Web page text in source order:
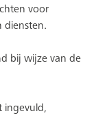
voor
diensten.
bij wijze van de
ingevuld,